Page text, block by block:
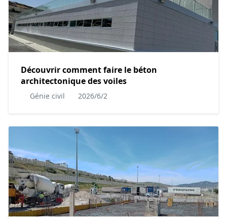
Découvrir comment faire le béton
architectonique des voiles
Génie civil 2026/6/2